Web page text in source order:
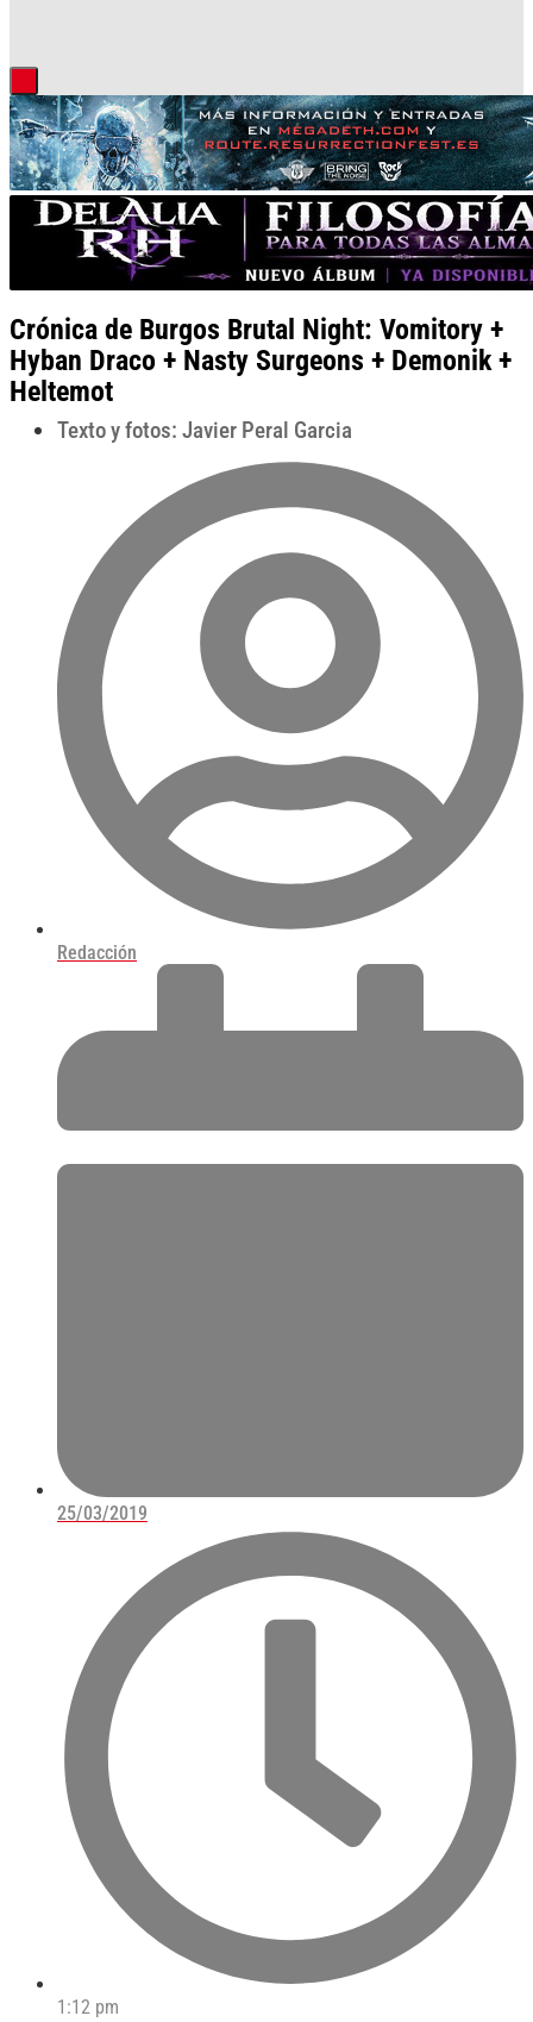
Crónica de Burgos Brutal Night: Vomitory +
Hyban Draco + Nasty Surgeons + Demonik +
Heltemot
Texto y fotos: Javier Peral Garcia
Redacción
25/03/2019
1:12 pm